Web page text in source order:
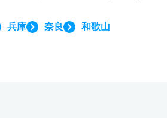
兵庫 奈良 和歌山